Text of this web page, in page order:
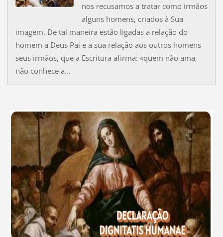
nos recusamos a tratar como irmãos
alguns homens, criados à Sua
imagem. De tal maneira estão ligadas a relação do
homem a Deus Pai e a sua relação aos outros homens
seus irmãos, que a Escritura afirma: «quem não ama,
não conhece a...